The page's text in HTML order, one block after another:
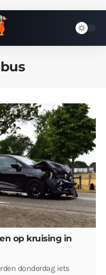
op kruising in
donderdag iets